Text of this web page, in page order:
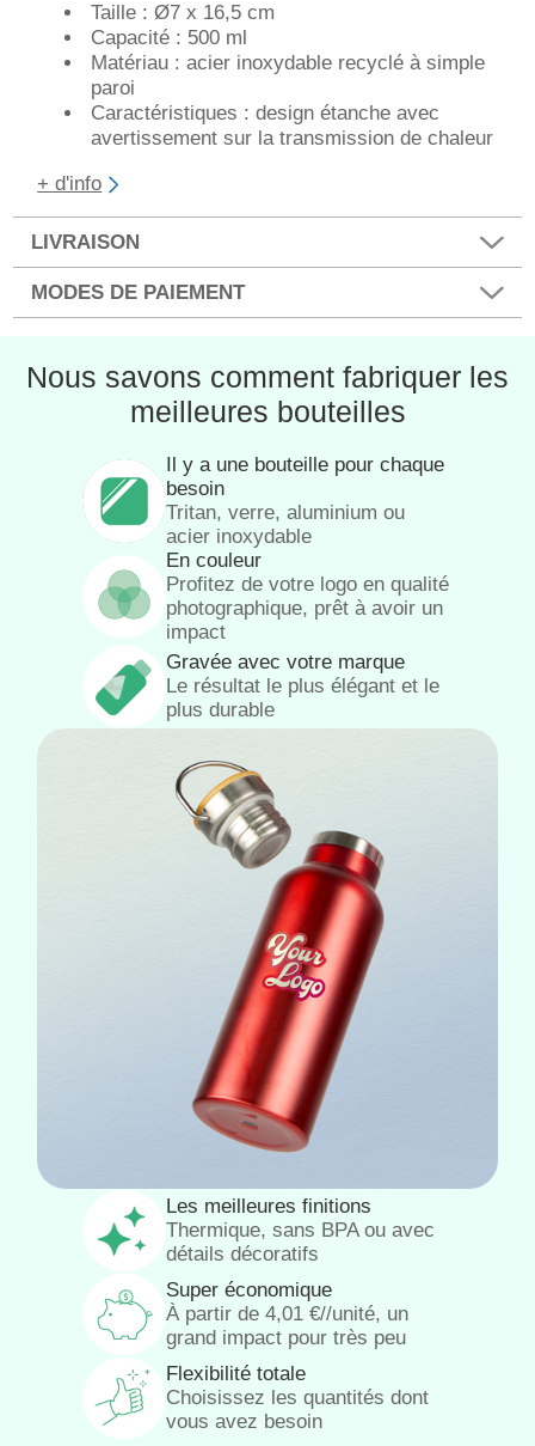
Taille : Ø7 x 16,5 cm
Capacité : 500 ml
Matériau : acier inoxydable recyclé à simple
paroi
Caractéristiques : design étanche avec
avertissement sur la transmission de chaleur
+ d'info
LIVRAISON
MODES DE PAIEMENT
Nous savons comment fabriquer les
meilleures bouteilles
Il y a une bouteille pour chaque
besoin
Tritan, verre, aluminium ou
acier inoxydable
En couleur
Profitez de votre logo en qualité
photographique, prêt à avoir un
impact
Gravée avec votre marque
Le résultat le plus élégant et le
plus durable
Les meilleures finitions
Thermique, sans BPA ou avec
détails décoratifs
Super économique
À partir de 4,01 €//unité, un
grand impact pour très peu
Flexibilité totale
Choisissez les quantités dont
vous avez besoin